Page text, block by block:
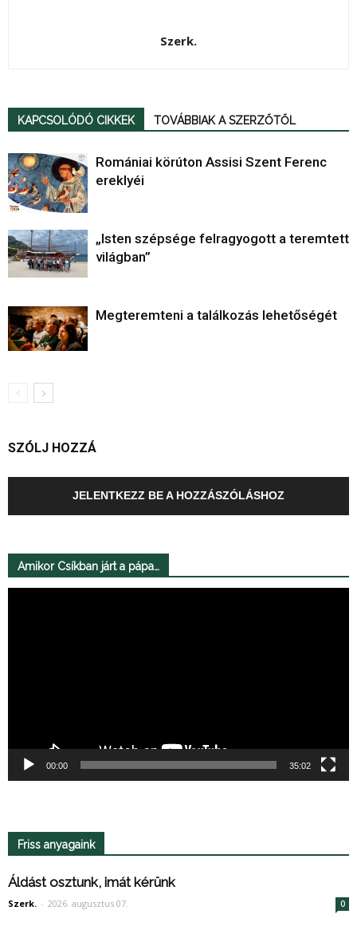
Szerk.
KAPCSOLÓDÓ CIKKEK TOVÁBBIAK A SZERZŐTŐL
Romániai körúton Assisi Szent Ferenc
ereklyéi
„Isten szépsége felragyogott a teremtett
világban”
Megteremteni a találkozás lehetőségét
SZÓLJ HOZZÁ
JELENTKEZZ BE A HOZZÁSZÓLÁSHOZ
Amikor Csíkban járt a pápa…
00:00 35:02
Friss anyagaink
Áldást osztunk, imát kérünk
Szerk. - 2026. augusztus 07. 0